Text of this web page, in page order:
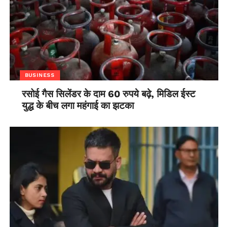
BUSINESS
रसोई गैस सिलेंडर के दाम 60 रुपये बढ़े, मिडिल ईस्ट
युद्ध के बीच लगा महंगाई का झटका